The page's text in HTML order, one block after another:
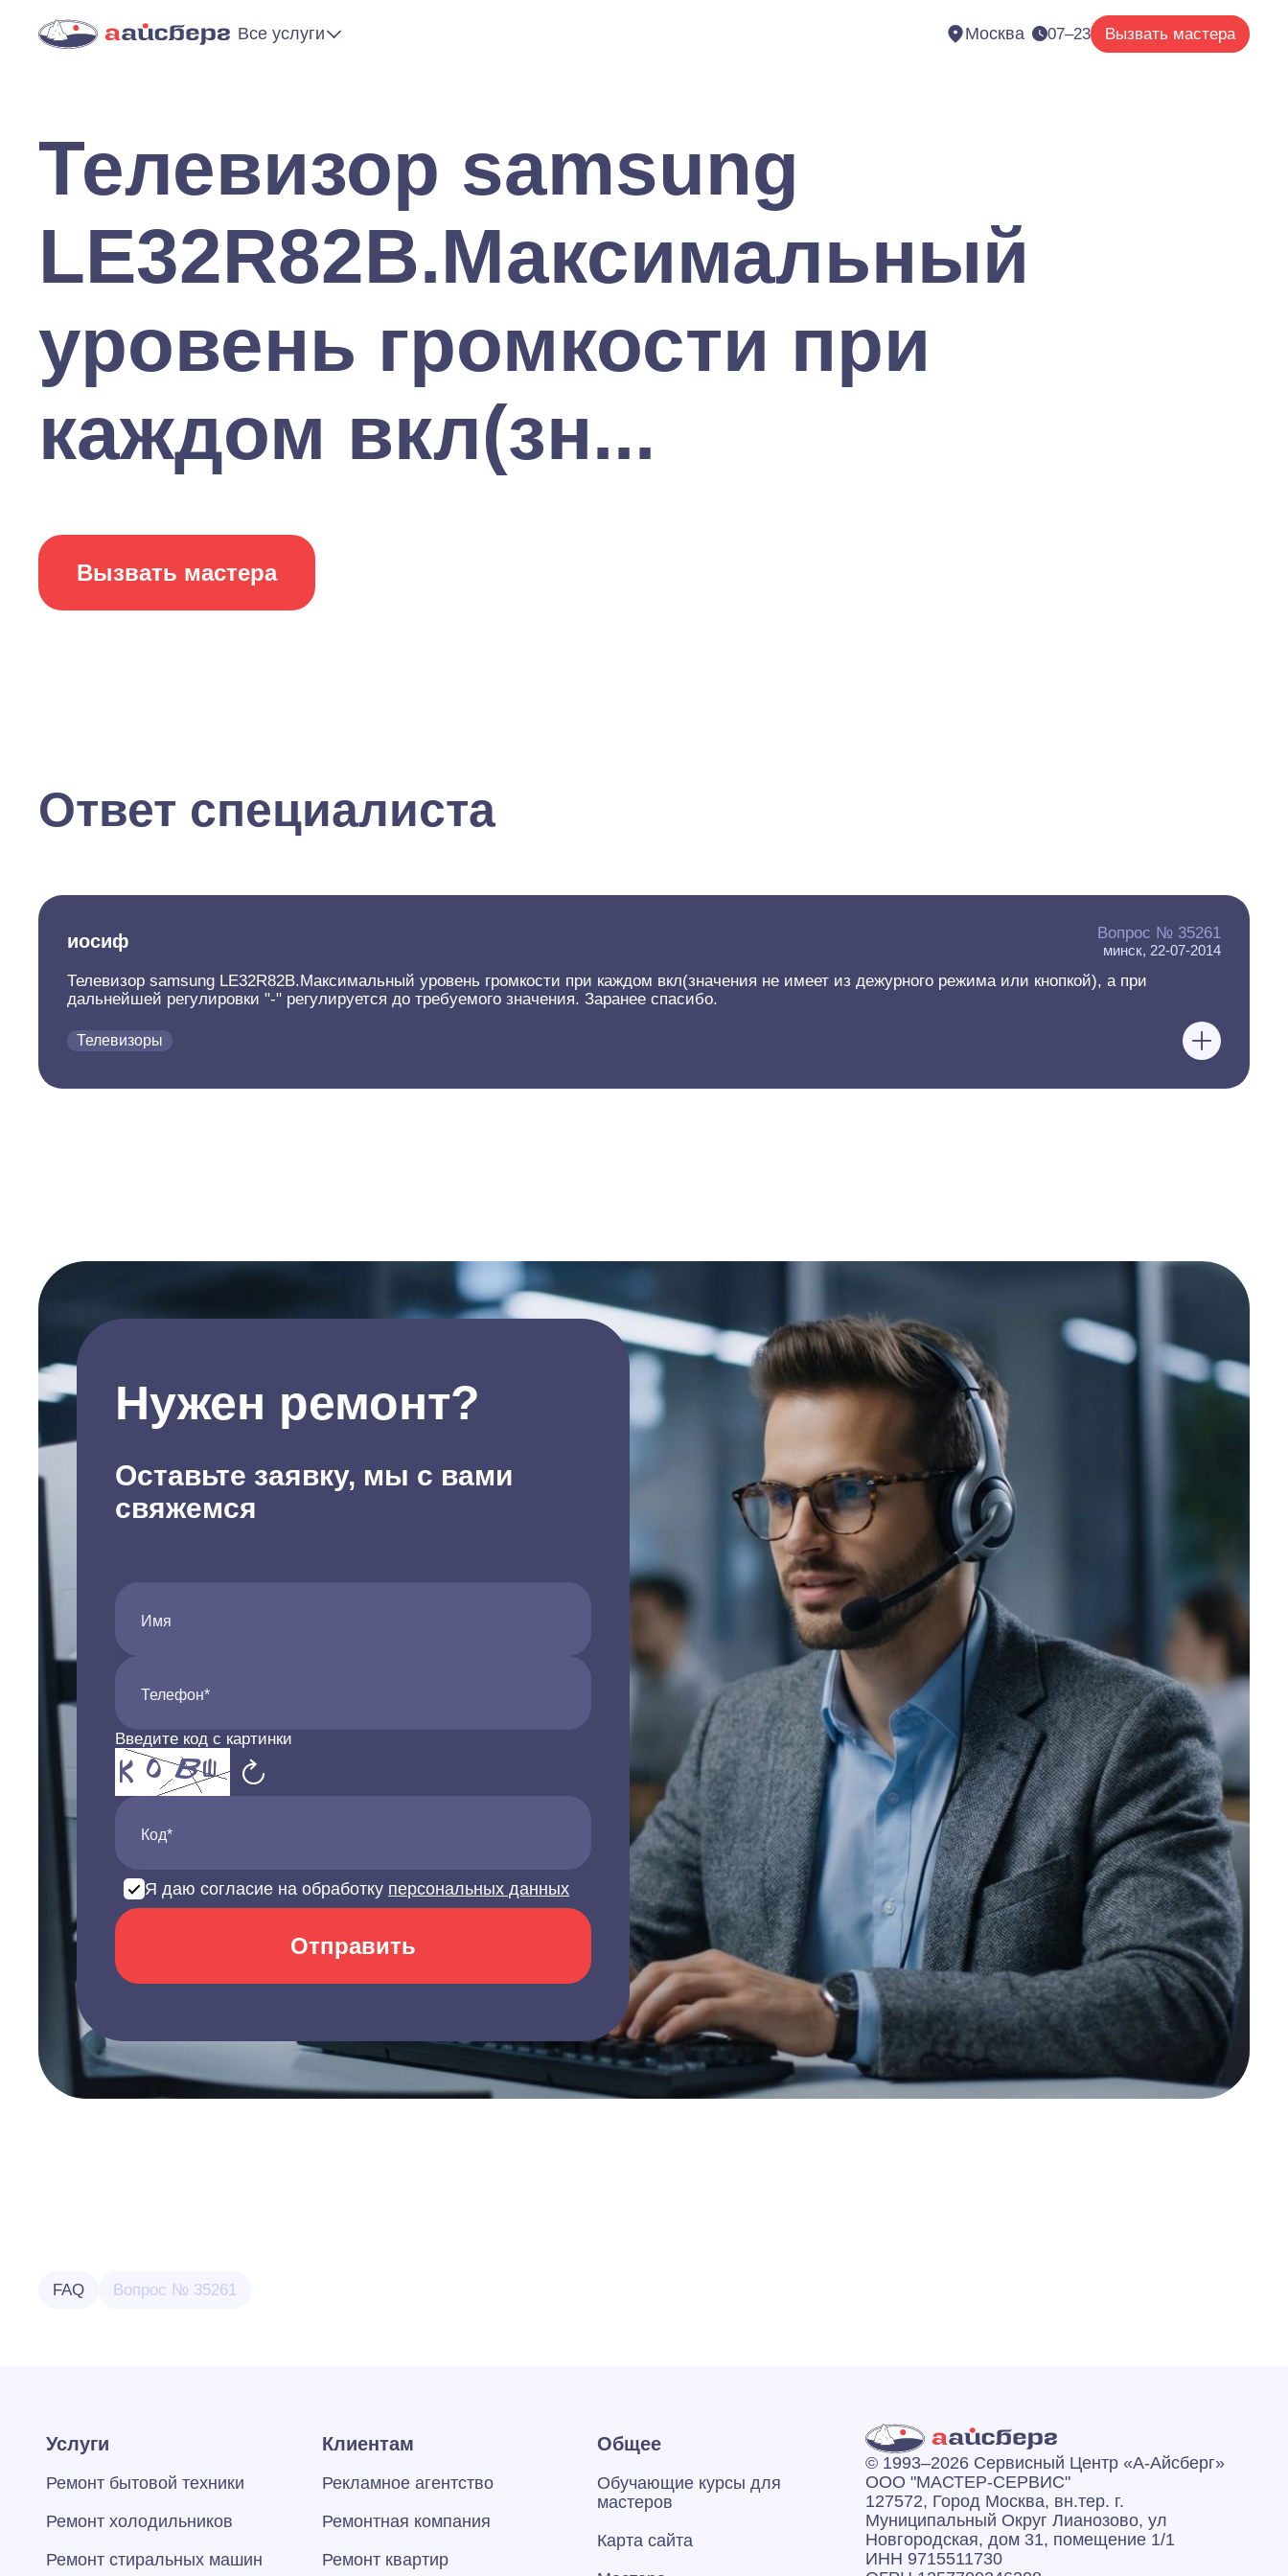
Все услуги Москва 07–23 Вызвать мастера
Телевизор samsung
LE32R82B.Максимальный
уровень громкости при
каждом вкл(зн...
Вызвать мастера
Ответ специалиста
иосиф Вопрос № 35261
минск, 22-07-2014
Телевизор samsung LE32R82B.Максимальный уровень громкости при каждом вкл(значения не имеет из дежурного режима или кнопкой), а при
дальнейшей регулировки "-" регулируется до требуемого значения. Заранее спасибо.
Телевизоры
Нужен ремонт?
Оставьте заявку, мы с вами
свяжемся
Имя
Телефон*
Введите код с картинки
Код*
Я даю согласие на обработку персональных данных
Отправить
FAQ Вопрос № 35261
Услуги
Ремонт бытовой техники
Ремонт холодильников
Ремонт стиральных машин
Клиентам
Рекламное агентство
Ремонтная компания
Ремонт квартир
Общее
Обучающие курсы для
мастеров
Карта сайта
© 1993–2026 Сервисный Центр «А‑Айсберг»
ООО "МАСТЕР-СЕРВИС"
127572, Город Москва, вн.тер. г.
Муниципальный Округ Лианозово, ул
Новгородская, дом 31, помещение 1/1
ИНН 9715511730